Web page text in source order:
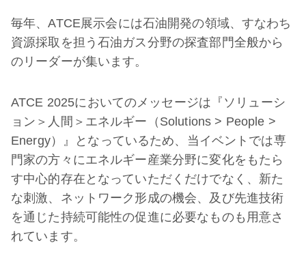
毎年、ATCE展示会には石油開発の領域、すなわち
資源採取を担う石油ガス分野の探査部門全般から
のリーダーが集います。
ATCE 2025においてのメッセージは『ソリューシ
ョン＞人間＞エネルギー（Solutions > People >
Energy）』となっているため、当イベントでは専
門家の方々にエネルギー産業分野に変化をもたら
す中心的存在となっていただくだけでなく、新た
な刺激、ネットワーク形成の機会、及び先進技術
を通じた持続可能性の促進に必要なものも用意さ
れています。